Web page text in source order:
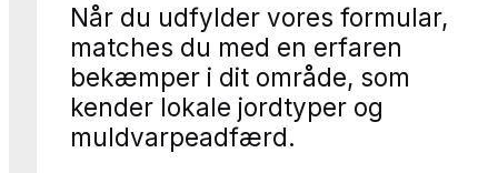
Når du udfylder vores formular,
matches du med en erfaren
bekæmper i dit område, som
kender lokale jordtyper og
muldvarpeadfærd.